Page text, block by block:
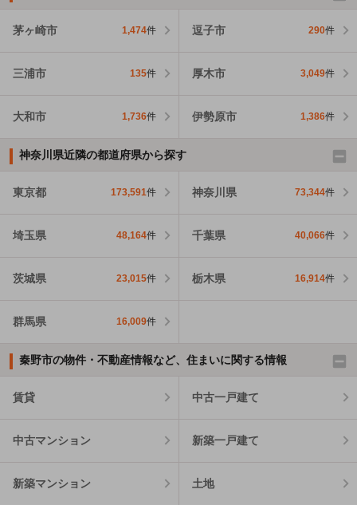
茅ヶ崎市 1,474件 逗子市 290件
三浦市 135件 厚木市 3,049件
大和市 1,736件 伊勢原市 1,386件
神奈川県近隣の都道府県から探す
東京都 173,591件 神奈川県 73,344件
埼玉県 48,164件 千葉県 40,066件
茨城県 23,015件 栃木県 16,914件
群馬県 16,009件
秦野市の物件・不動産情報など、住まいに関する情報
賃貸 中古一戸建て
中古マンション 新築一戸建て
新築マンション 土地